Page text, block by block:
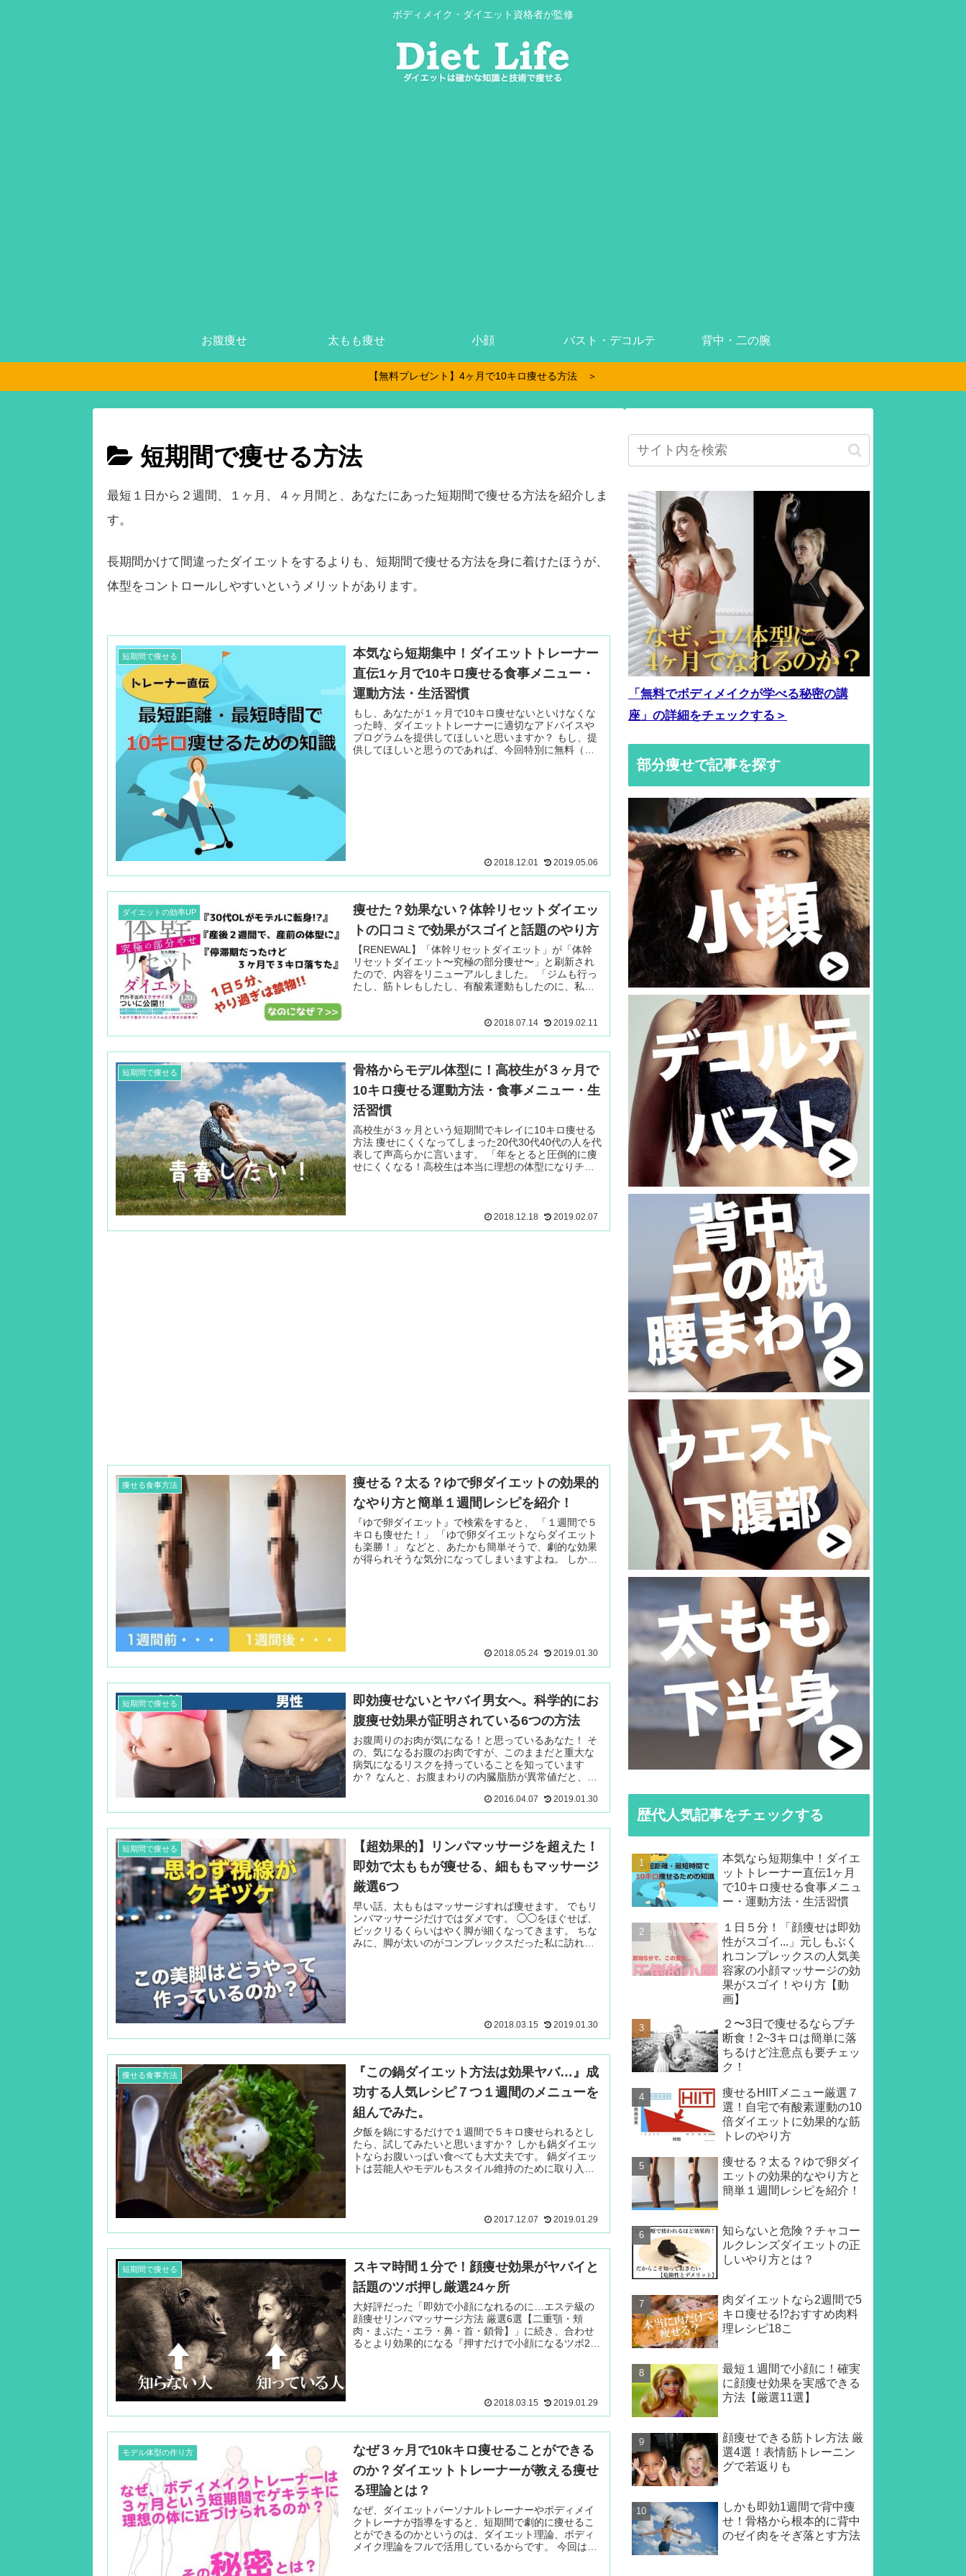
ボディメイク・ダイエット資格者が監修
お腹痩せ 太もも痩せ 小顔 バスト・デコルテ 背中・二の腕
【無料プレゼント】4ヶ月で10キロ痩せる方法 ＞
短期間で痩せる方法
最短１日から２週間、１ヶ月、４ヶ月間と、あなたにあった短期間で痩せる方法を紹介しま
す。
長期間かけて間違ったダイエットをするよりも、短期間で痩せる方法を身に着けたほうが、
体型をコントロールしやすいというメリットがあります。
短期間で痩せる
本気なら短期集中！ダイエットトレーナー
直伝1ヶ月で10キロ痩せる食事メニュー・
運動方法・生活習慣
もし、あなたが１ヶ月で10キロ痩せないといけなくな
った時、ダイエットトレーナーに適切なアドバイスや
プログラムを提供してほしいと思いますか？ もし、提
供してほしいと思うのであれば、今回特別に無料（価
2018.12.01 2019.05.06
ダイエットの効率UP
痩せた？効果ない？体幹リセットダイエッ
トの口コミで効果がスゴイと話題のやり方
【RENEWAL】「体幹リセットダイエット」が「体幹
リセットダイエット〜究極の部分痩せ〜」と刷新され
たので、内容をリニューアルしました。 「ジムも行っ
たし、筋トレもしたし、有酸素運動もしたのに、私の
2018.07.14 2019.02.11
短期間で痩せる
骨格からモデル体型に！高校生が３ヶ月で
10キロ痩せる運動方法・食事メニュー・生
活習慣
高校生が３ヶ月という短期間でキレイに10キロ痩せる
方法 痩せにくくなってしまった20代30代40代の人を代
表して声高らかに言います。 「年をとると圧倒的に痩
せにくくなる！高校生は本当に理想の体型になりチャ
2018.12.18 2019.02.07
痩せる食事方法
痩せる？太る？ゆで卵ダイエットの効果的
なやり方と簡単１週間レシピを紹介！
『ゆで卵ダイエット』で検索をすると、 「１週間で５
キロも痩せた！」 「ゆで卵ダイエットならダイエット
も楽勝！」 などと、あたかも簡単そうで、劇的な効果
が得られそうな気分になってしまいますよね。 しかし
2018.05.24 2019.01.30
短期間で痩せる
即効痩せないとヤバイ男女へ。科学的にお
腹痩せ効果が証明されている6つの方法
お腹周りのお肉が気になる！と思っているあなた！ そ
の、気になるお腹のお肉ですが、このままだと重大な
病気になるリスクを持っていることを知っています
か？ なんと、お腹まわりの内臓脂肪が異常値だと、普
2016.04.07 2019.01.30
短期間で痩せる
【超効果的】リンパマッサージを超えた！
即効で太ももが痩せる、細ももマッサージ
厳選6つ
早い話、太ももはマッサージすれば痩せます。 でもリ
ンパマッサージだけではダメです。 ◯◯をほぐせば、
ビックリるくらいはやく脚が細くなってきます。 ちな
みに、脚が太いのがコンプレックスだった私に訪れた
2018.03.15 2019.01.30
痩せる食事方法
『この鍋ダイエット方法は効果ヤバ…』成
功する人気レシピ７つ１週間のメニューを
組んでみた。
夕飯を鍋にするだけで１週間で５キロ痩せられるとし
たら、試してみたいと思いますか？ しかも鍋ダイエッ
トならお腹いっぱい食べても大丈夫です。 鍋ダイエッ
トは芸能人やモデルもスタイル維持のために取り入れ
2017.12.07 2019.01.29
短期間で痩せる
スキマ時間１分で！顔痩せ効果がヤバイと
話題のツボ押し厳選24ヶ所
大好評だった「即効で小顔になれるのに…エステ級の
顔痩せリンパマッサージ方法 厳選6選【二重顎・頬
肉・まぶた・エラ・鼻・首・鎖骨】」に続き、合わせ
るとより効果的になる『押すだけで小顔になるツボ24
2018.03.15 2019.01.29
モデル体型の作り方
なぜ３ヶ月で10kキロ痩せることができる
のか？ダイエットトレーナーが教える痩せ
る理論とは？
なぜ、ダイエットパーソナルトレーナーやボディメイ
クトレーナが指導をすると、短期間で劇的に痩せるこ
とができるのかというのは、ダイエット理論、ボディ
メイク理論をフルで活用しているからです。 今回はダ
「無料でボディメイクが学べる秘密の講
座」の詳細をチェックする＞
部分痩せで記事を探す
歴代人気記事をチェックする
本気なら短期集中！ダイエ
ットトレーナー直伝1ヶ月
で10キロ痩せる食事メニュ
ー・運動方法・生活習慣
１日５分！「顔痩せは即効
性がスゴイ...」元しもぶく
れコンプレックスの人気美
容家の小顔マッサージの効
果がスゴイ！やり方【動
画】
２〜3日で痩せるならプチ
断食！2~3キロは簡単に落
ちるけど注意点も要チェッ
ク！
痩せるHIITメニュー厳選７
選！自宅で有酸素運動の10
倍ダイエットに効果的な筋
トレのやり方
痩せる？太る？ゆで卵ダイ
エットの効果的なやり方と
簡単１週間レシピを紹介！
知らないと危険？チャコー
ルクレンズダイエットの正
しいやり方とは？
肉ダイエットなら2週間で5
キロ痩せる!?おすすめ肉料
理レシピ18こ
最短１週間で小顔に！確実
に顔痩せ効果を実感できる
方法【厳選11選】
顔痩せできる筋トレ方法 厳
選4選！表情筋トレーニン
グで若返りも
しかも即効1週間で背中痩
せ！骨格から根本的に背中
のゼイ肉をそぎ落とす方法